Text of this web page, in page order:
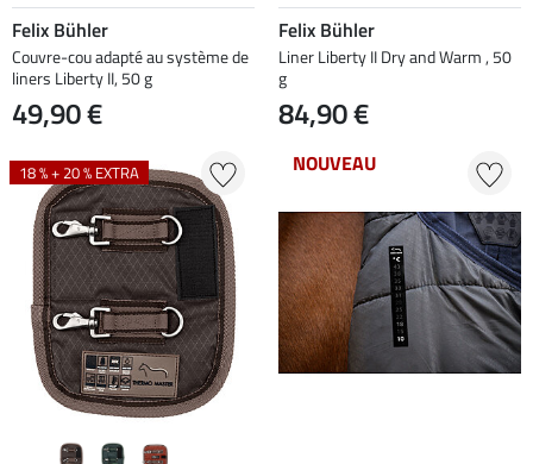
Felix Bühler
Couvre-cou adapté au système de
liners Liberty II, 50 g
49,90 €
Felix Bühler
Liner Liberty II Dry and Warm , 50
g
84,90 €
18 % + 20 % EXTRA NOUVEAU